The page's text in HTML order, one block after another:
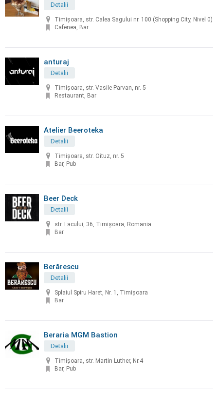
Detalii
Timișoara, str. Calea Sagului nr. 100 (Shopping City, Nivel 0)
Cafenea, Bar
anturaj
Detalii
Timișoara, str. Vasile Parvan, nr. 5
Restaurant, Bar
Atelier Beeroteka
Detalii
Timișoara, str. Oituz, nr. 5
Bar, Pub
Beer Deck
Detalii
str. Lacului, 36, Timișoara, Romania
Bar
Berărescu
Detalii
Splaiul Spiru Haret, Nr. 1, Timișoara
Bar
Beraria MGM Bastion
Detalii
Timișoara, str. Martin Luther, Nr.4
Bar, Pub